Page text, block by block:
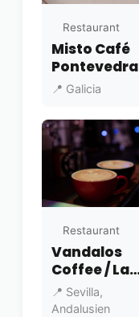
Restaurant
Misto Café
Pontevedra
📍 Galicia
Restaurant
Vandalos
Coffee / La
Dulceteka
Pastelería, El
📍 Sevilla,
Andalusien